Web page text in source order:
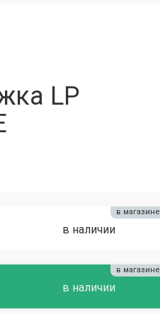
LP
в наличии
в магазине
в наличии
в магазине